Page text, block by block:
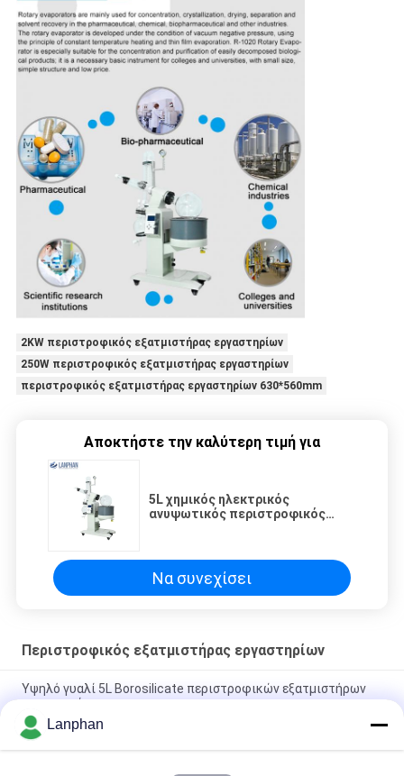
2KW περιστροφικός εξατμιστήρας εργαστηρίων
250W περιστροφικός εξατμιστήρας εργαστηρίων
περιστροφικός εξατμιστήρας εργαστηρίων 630*560mm
Αποκτήστε την καλύτερη τιμή για
5L χημικός ηλεκτρικός
ανυψωτικός περιστροφικός
Να συνεχίσει
Περιστροφικός εξατμιστήρας εργαστηρίων
Υψηλό γυαλί 5L Borosilicate περιστροφικών εξατμιστήρων
εργαστηρίων
Κενό Crystallizer Evaporatore CBD Distillar περιστροφικών
εξατμιστήρων εργαστηρίων
Lanphan